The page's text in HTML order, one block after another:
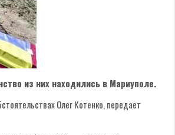
из них находились в Мариуполе.
Олег Котенко, передает